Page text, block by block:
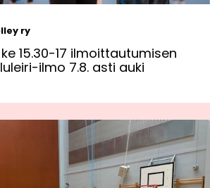
ry
15.30-17 ilmoittautumisen
ilmo 7.8. asti auki